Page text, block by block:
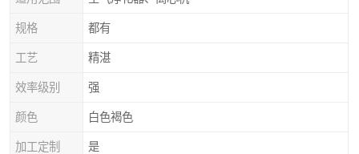
规格 都有
工艺 精湛
效率级别 强
颜色 白色褐色
加工定制 是